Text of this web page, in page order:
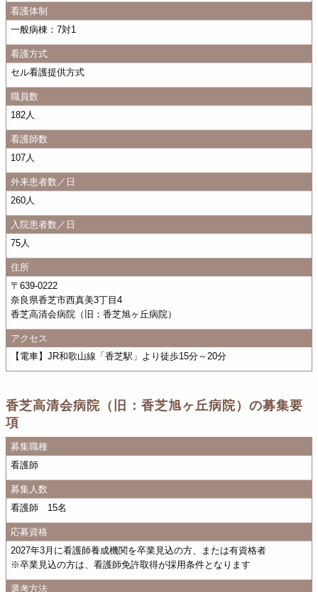
看護体制
一般病棟：7対1
看護方式
セル看護提供方式
職員数
182人
看護師数
107人
外来患者数／日
260人
入院患者数／日
75人
住所
〒639-0222
奈良県香芝市西真美3丁目4
香芝高清会病院（旧：香芝旭ヶ丘病院）
アクセス
【電車】JR和歌山線「香芝駅」より徒歩15分～20分
香芝高清会病院（旧：香芝旭ヶ丘病院）の募集要
項
募集職種
看護師
募集人数
看護師 15名
応募資格
2027年3月に看護師養成機関を卒業見込の方、または有資格者
※卒業見込の方は、看護師免許取得が採用条件となります
選考方法